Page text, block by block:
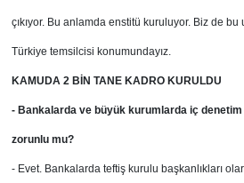
çıkıyor. Bu anlamda enstitü kuruluyor. Biz de bu
Türkiye temsilcisi konumundayız.
KAMUDA 2 BİN TANE KADRO KURULDU
- Bankalarda ve büyük kurumlarda iç denetim
zorunlu mu?
- Evet. Bankalarda teftiş kurulu başkanlıkları